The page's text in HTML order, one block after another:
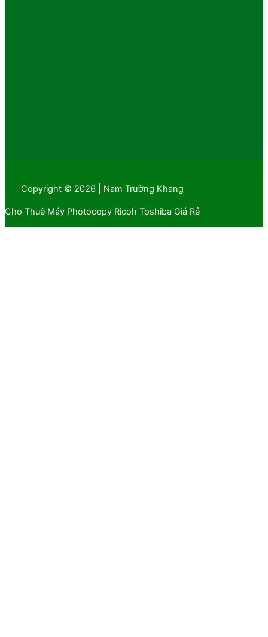
Copyright © 2026 | Nam Trường Khang
Cho Thuê Máy Photocopy Ricoh Toshiba Giá Rẻ